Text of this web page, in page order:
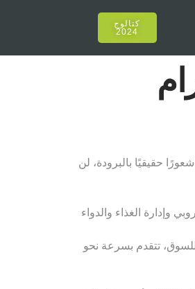
كتالوج
2024
حقيقيًا بالبرودة، لن
وإدارة الغذاء والدواء
للسوق، تتقدم بسرعة نحو